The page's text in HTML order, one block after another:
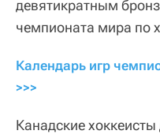
девятикратным
чемпионата мира по
Календарь игр
>>>
Канадские